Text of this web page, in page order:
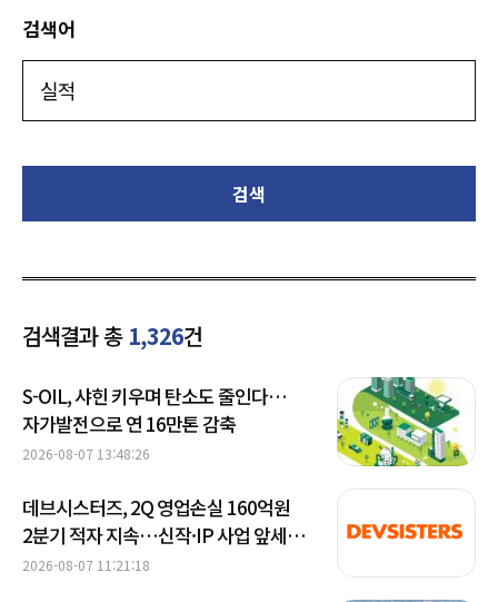
검색어
검색
검색결과 총 1,326건
S-OIL, 샤힌 키우며 탄소도 줄인다…
자가발전으로 연 16만톤 감축
2026-08-07 13:48:26
데브시스터즈, 2Q 영업손실 160억원
2분기 적자 지속…신작·IP 사업 앞세워
턴어라운드 시동
2026-08-07 11:21:18